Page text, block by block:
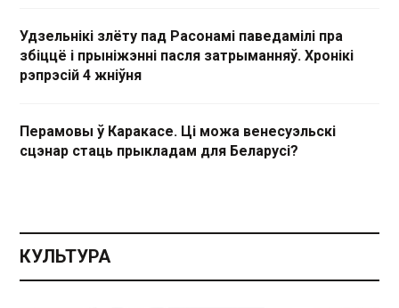
Удзельнікі злёту пад Расонамі паведамілі пра
збіццё і прыніжэнні пасля затрыманняў. Хронікі
рэпрэсій 4 жніўня
Перамовы ў Каракасе. Ці можа венесуэльскі
сцэнар стаць прыкладам для Беларусі?
КУЛЬТУРА